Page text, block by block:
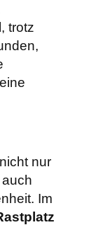
trotz
nur
Im